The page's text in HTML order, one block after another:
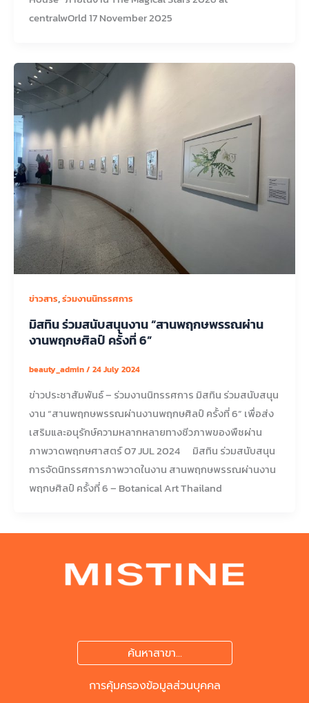
centralwOrld 17 November 2025
ข่าวสาร,ร่วมงานนิทรรศการ
มิสทิน ร่วมสนับสนุนงาน “สานพฤกษพรรณผ่าน
งานพฤกษศิลป์ ครั้งที่ 6”
beauty_admin/ 24 July 2024
ข่าวประชาสัมพันธ์ – ร่วมงานนิทรรศการ มิสทิน ร่วมสนับสนุน
งาน “สานพฤกษพรรณผ่านงานพฤกษศิลป์ ครั้งที่ 6” เพื่อส่ง
เสริมและอนุรักษ์ความหลากหลายทางชีวภาพของพืชผ่าน
ภาพวาดพฤกษศาสตร์ 07 JUL 2024 มิสทิน ร่วมสนับสนุน
การจัดนิทรรศการภาพวาดในงาน สานพฤกษพรรณผ่านงาน
พฤกษศิลป์ ครั้งที่ 6 – Botanical Art Thailand
ค้นหาสาขา...
การคุ้มครองข้อมูลส่วนบุคคล